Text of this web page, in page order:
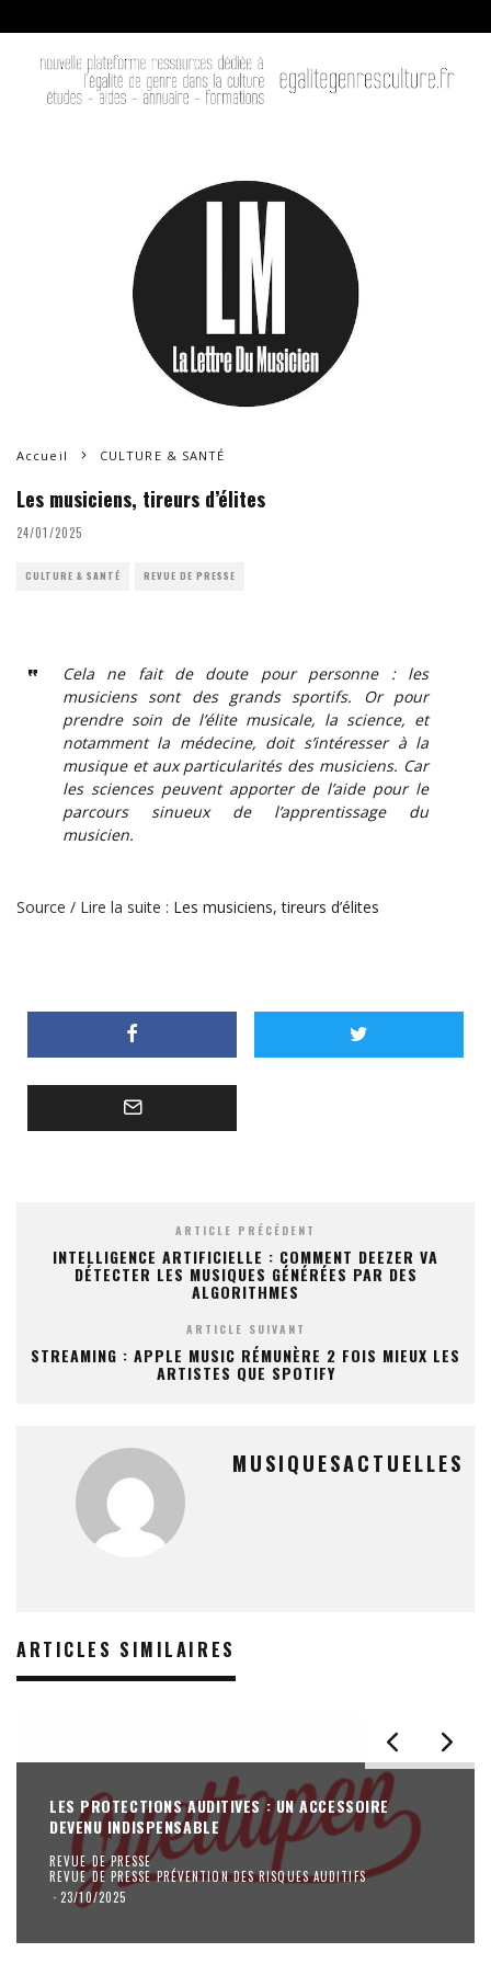
Accueil CULTURE & SANTÉ
Les musiciens, tireurs d’élites
24/01/2025
CULTURE & SANTÉ REVUE DE PRESSE
Cela ne fait de doute pour personne : les
musiciens sont des grands sportifs. Or pour
prendre soin de l’élite musicale, la science, et
notamment la médecine, doit s’intéresser à la
musique et aux particularités des musiciens. Car
les sciences peuvent apporter de l’aide pour le
parcours sinueux de l’apprentissage du
musicien.
Source / Lire la suite : Les musiciens, tireurs d’élites
ARTICLE PRÉCÉDENT
INTELLIGENCE ARTIFICIELLE : COMMENT DEEZER VA
DÉTECTER LES MUSIQUES GÉNÉRÉES PAR DES
ALGORITHMES
ARTICLE SUIVANT
STREAMING : APPLE MUSIC RÉMUNÈRE 2 FOIS MIEUX LES
ARTISTES QUE SPOTIFY
MUSIQUESACTUELLES
ARTICLES SIMILAIRES
LES PROTECTIONS AUDITIVES : UN ACCESSOIRE
DEVENU INDISPENSABLE
REVUE DE PRESSE
REVUE DE PRESSE PRÉVENTION DES RISQUES AUDITIFS
· 23/10/2025